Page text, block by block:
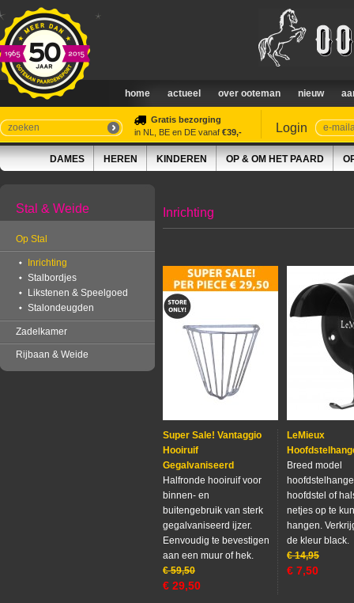
home actueel over ooteman nieuw
Gratis bezorging
in NL, BE en DE vanaf €39,- Login
DAMES HEREN KINDEREN OP & OM HET PAARD
Stal & Weide
Op Stal
Inrichting
Stalbordjes
Likstenen & Speelgoed
Stalondeugden
Zadelkamer
Rijbaan & Weide
Inrichting
Super Sale! Vantaggio
Hooiruif
Gegalvaniseerd
Halfronde hooiruif voor
binnen- en
buitengebruik van sterk
gegalvaniseerd ijzer.
Eenvoudig te bevestigen
aan een muur of hek.
€ 59,50
€ 29,50
LeMieux
Breed model
hoofdstel of
netjes op te
hangen.
de kleur black.
€ 14,95
€ 7,50